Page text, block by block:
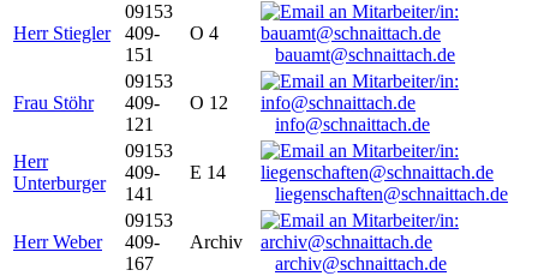
Herr Stiegler
09153
409-
151
O 4
bauamt@schnaittach.de
Frau Stöhr
09153
409-
121
O 12
info@schnaittach.de
Herr
Unterburger
09153
409-
141
E 14
liegenschaften@schnaittach.de
Herr Weber
09153
409-
167
Archiv
archiv@schnaittach.de